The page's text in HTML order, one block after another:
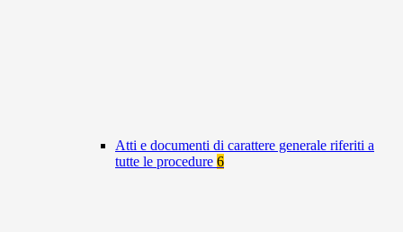
Atti e documenti di carattere generale riferiti a
tutte le procedure 6